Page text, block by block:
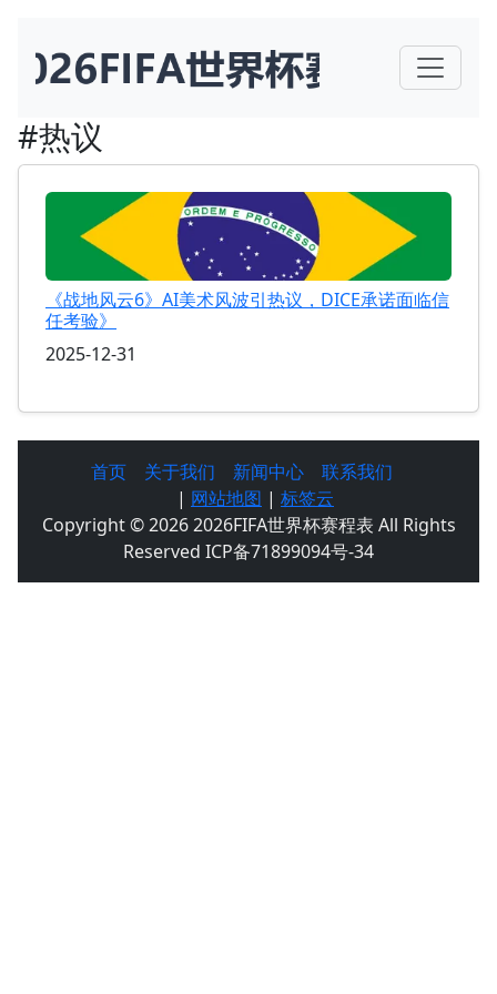
#热议
《战地风云6》AI美术风波引热议，DICE承诺面临信
任考验》
2025-12-31
首页 关于我们 新闻中心
联系我们
| 网站地图 | 标签云
Copyright © 2026 2026FIFA世界杯赛程表 All Rights
Reserved ICP备71899094号-34